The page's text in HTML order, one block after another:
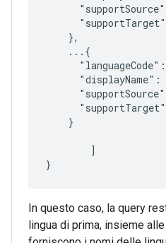
    },
    ...{
"displayName":
    }
In questo caso, la query
lingua di prima, insieme